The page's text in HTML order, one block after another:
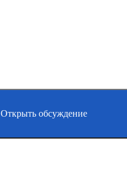
Открыть обсуждение